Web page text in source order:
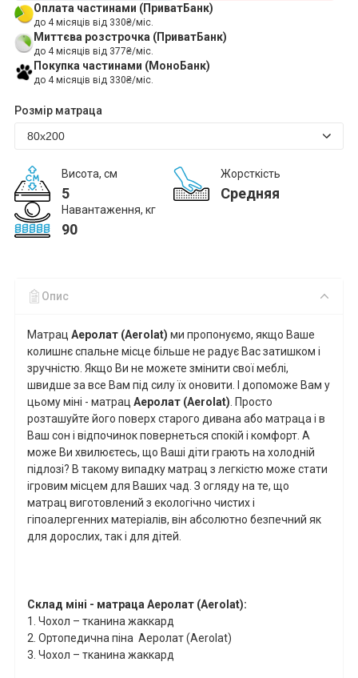
Оплата частинами (ПриватБанк)
до 4 місяців від 330₴/міс.
Миттєва розстрочка (ПриватБанк)
до 4 місяців від 377₴/міс.
Покупка частинами (МоноБанк)
до 4 місяців від 330₴/міс.
Розмір матраца
Висота, см
5
Жорсткість
Средняя
Навантаження, кг
90
Опис
Матрац Аеролат (Aerolat) ми пропонуємо, якщо Ваше
колишнє спальне місце більше не радує Вас затишком і
зручністю. Якщо Ви не можете змінити свої меблі,
швидше за все Вам під силу їх оновити. І допоможе Вам у
цьому міні - матрац Аеролат (Aerolat) . Просто
розташуйте його поверх старого дивана або матраца і в
Ваш сон і відпочинок повернеться спокій і комфорт. А
може Ви хвилюєтесь, що Ваші діти грають на холодній
підлозі? В такому випадку матрац з легкістю може стати
ігровим місцем для Ваших чад. З огляду на те, що
матрац виготовлений з екологічно чистих і
гіпоалергенних матеріалів, він абсолютно безпечний як
для дорослих, так і для дітей.
Склад міні - матраца Аеролат (Aerolat):
1. Чохол – тканина жаккард
2. Ортопедична піна Аеролат (Aerolat)
3. Чохол – тканина жаккард